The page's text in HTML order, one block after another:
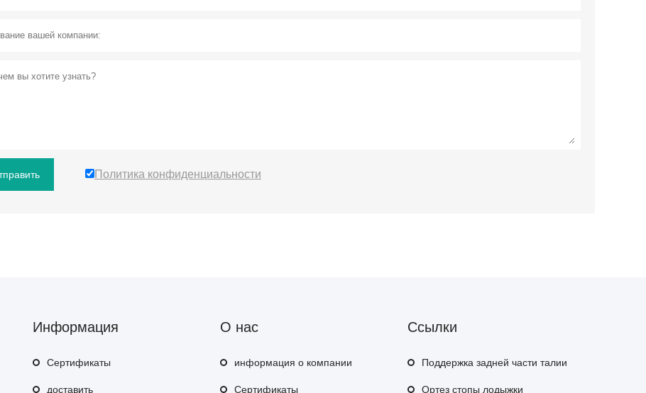
Политика конфиденциальности
Информация
Сертификаты
доставить
О нас
информация о компании
Сертификаты
Ссылки
Поддержка задней части талии
Ортез стопы лодыжки